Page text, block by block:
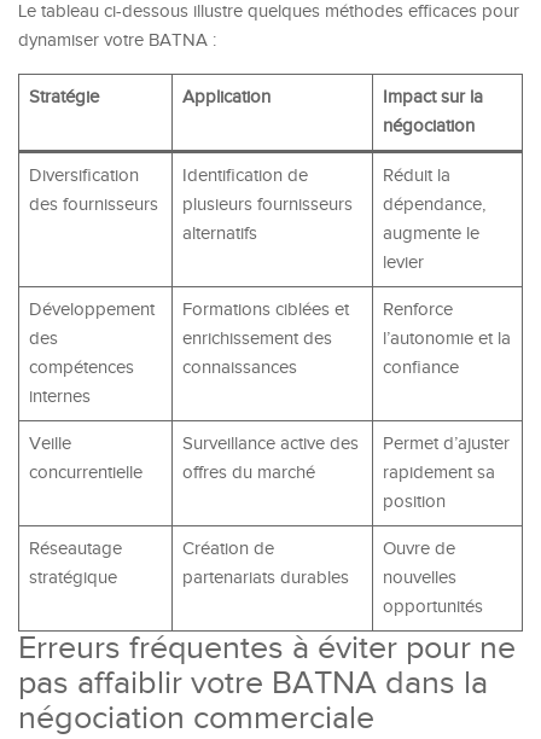
Le tableau ci-dessous illustre quelques méthodes efficaces pour
dynamiser votre BATNA :
Stratégie Application
Impact sur la
négociation
Diversification
des fournisseurs
Identification de
plusieurs fournisseurs
alternatifs
Réduit la
dépendance,
augmente le
levier
Développement
des
compétences
internes
Formations ciblées et
enrichissement des
connaissances
Renforce
l’autonomie et la
confiance
Veille
concurrentielle
Surveillance active des
offres du marché
Permet d’ajuster
rapidement sa
position
Réseautage
stratégique
Création de
partenariats durables
Ouvre de
nouvelles
opportunités
Erreurs fréquentes à éviter pour ne
pas affaiblir votre BATNA dans la
négociation commerciale